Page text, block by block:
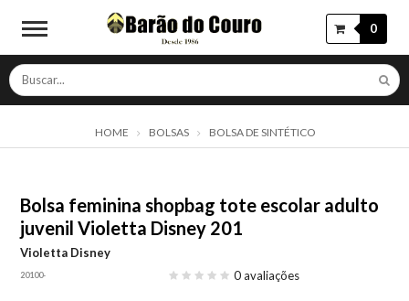
0
HOME BOLSAS BOLSA DE SINTÉTICO
Bolsa feminina shopbag tote escolar adulto
juvenil Violetta Disney 201
Violetta Disney
20100- 0 avaliações